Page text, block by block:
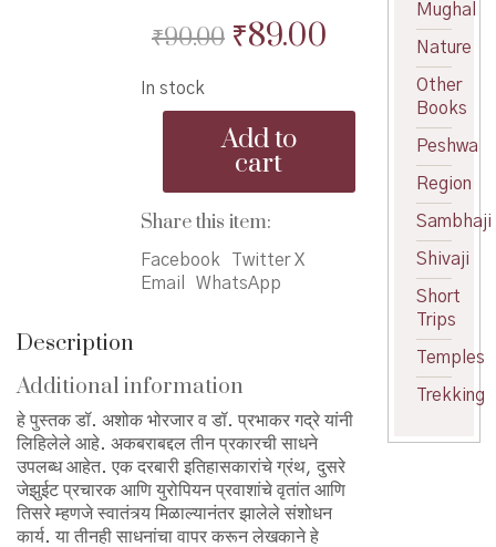
₹90.00 Original
was:
₹90.00.
₹89.00Current
is:
₹89.00.
In stock
Akbar
-
मुगल
सम्राट
Add to
cart
Share this item:
Facebook
Twitter X
Email
WhatsApp
Description
Additional information
हे पुस्तक डॉ. अशोक भोरजार व डॉ. प्रभाकर गद्रे यांनी
लिहिलेले आहे. अकबराबद्दल तीन प्रकारची साधने
उपलब्ध आहेत. एक दरबारी इतिहासकारांचे ग्रंथ, दुसरे
जेझुईट प्रचारक आणि युरोपियन प्रवाशांचे वृतांत आणि
तिसरे म्हणजे स्वातंत्र्य मिळाल्यानंतर झालेले संशोधन
कार्य. या तीनही साधनांचा वापर करून लेखकाने हे
Mughal
Nature
Other
Books
Peshwa
Region
Sambhaji
Shivaji
Short
Trips
Temples
Trekking